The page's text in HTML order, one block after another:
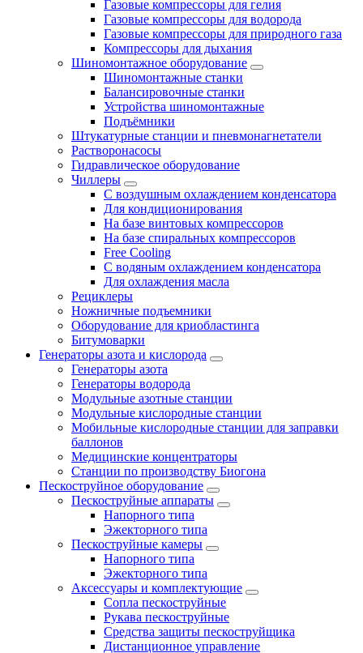
Газовые компрессоры для гелия
Газовые компрессоры для водорода
Газовые компрессоры для природного газа
Компрессоры для дыхания
Шиномонтажное оборудование
Шиномонтажные станки
Балансировочные станки
Устройства шиномонтажные
Подъёмники
Штукатурные станции и пневмонагнетатели
Растворонасосы
Гидравлическое оборудование
Чиллеры
С воздушным охлаждением конденсатора
Для кондиционирования
На базе винтовых компрессоров
На базе спиральных компрессоров
Free Cooling
С водяным охлаждением конденсатора
Для охлаждения масла
Рециклеры
Ножничные подъемники
Оборудование для криобластинга
Битумоварки
Генераторы азота и кислорода
Генераторы азота
Генераторы водорода
Модульные азотные станции
Модульные кислородные станции
Мобильные кислородные станции для заправки
баллонов
Медицинские концентраторы
Станции по производству Биогона
Пескоструйное оборудование
Пескоструйные аппараты
Напорного типа
Эжекторного типа
Пескоструйные камеры
Напорного типа
Эжекторного типа
Аксессуары и комплектующие
Сопла пескоструйные
Рукава пескоструйные
Средства защиты пескоструйщика
Дистанционное управление